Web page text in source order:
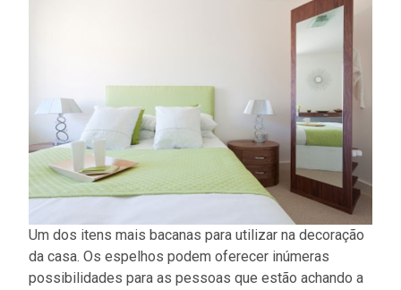
Um dos itens mais bacanas para utilizar na decoração
da casa. Os espelhos podem oferecer inúmeras
possibilidades para as pessoas que estão achando a